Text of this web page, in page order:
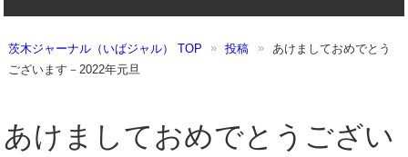
茨木ジャーナル（いばジャル） TOP 投稿
あけましておめでとう
ございます－2022年元旦
あけましておめでとうござい